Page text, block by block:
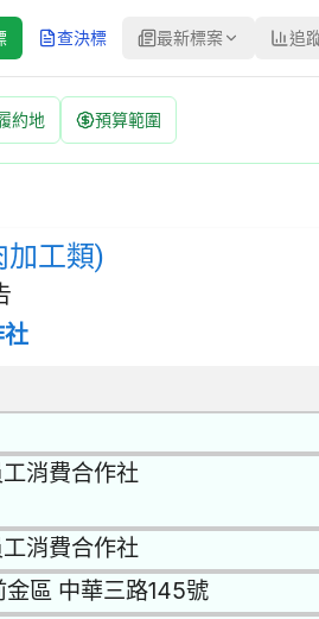
查決標 最新標案 追
約地 預算範圍
號：F1140501214313-11 | 選擇性
選擇性招標(建立合格廠商名單後
加工類)
消費合作社
消費合作社
金區 中華三路145號